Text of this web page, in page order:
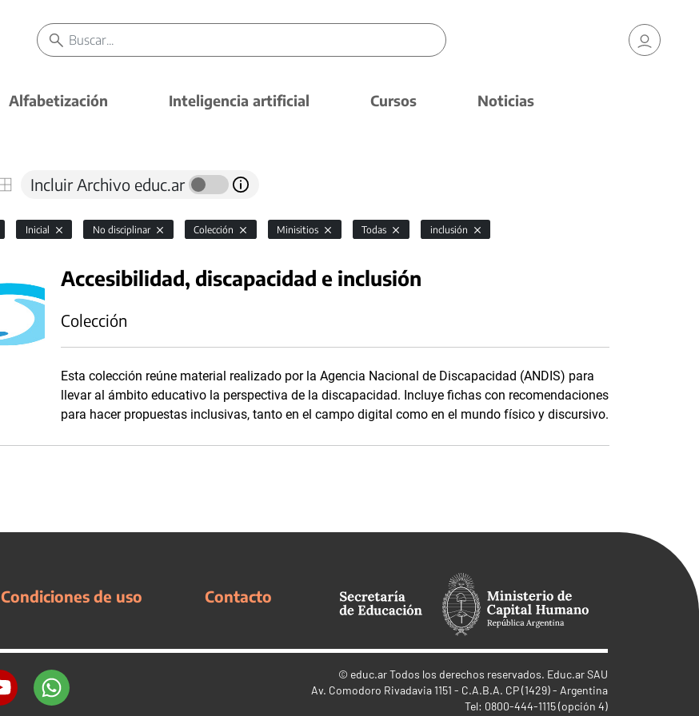
Alfabetización Inteligencia artificial Cursos Noticias
Incluir Archivo educ.ar
Inicial No disciplinar Colección Minisitios Todas inclusión
Accesibilidad, discapacidad e inclusión
Colección
Esta colección reúne material realizado por la Agencia Nacional de Discapacidad (ANDIS) para
llevar al ámbito educativo la perspectiva de la discapacidad. Incluye fichas con recomendaciones
para hacer propuestas inclusivas, tanto en el campo digital como en el mundo físico y discursivo.
Condiciones de uso Contacto
© educ.arTodos los derechos reservados. Educ.ar SAU
Av. Comodoro Rivadavia 1151 - C.A.B.A. CP (1429) - Argentina
Tel: 0800-444-1115 (opción 4)